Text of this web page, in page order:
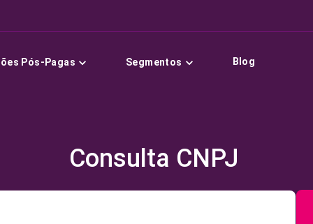
Pós-Pagas Segmentos Blog
Consulta CNPJ